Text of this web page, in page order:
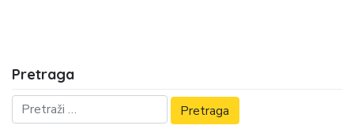
Pretraga